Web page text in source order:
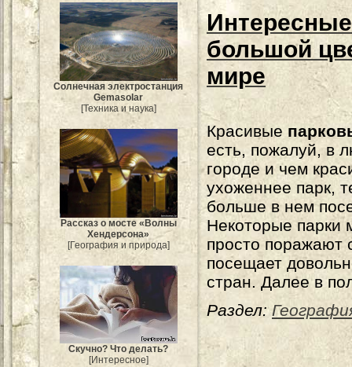
Солнечная электростанция
Gemasolar
[Техника и наука]
Рассказ о мосте «Волны
Хендерсона»
[География и природа]
Скучно? Что делать?
[Интересное]
большой
мире
Красивые
есть, пожалуй, в
городе и чем
ухоженнее парк,
больше в нем
Некоторые парки
просто поражают
посещает
стран. Далее в
Раздел: